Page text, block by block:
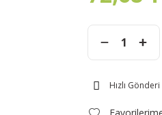
Hızlı Gönderi